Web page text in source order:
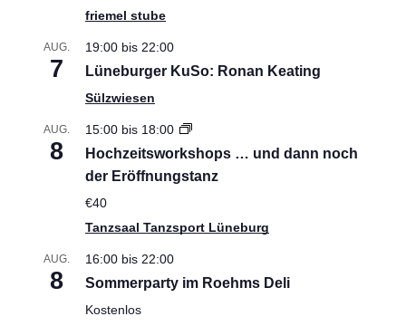
friemel stube
AUG.
7
19:00 bis 22:00
Lüneburger KuSo: Ronan Keating
Sülzwiesen
AUG.
8
15:00 bis 18:00
Hochzeitsworkshops … und dann noch
der Eröffnungstanz
€40
Tanzsaal Tanzsport Lüneburg
AUG.
8
16:00 bis 22:00
Sommerparty im Roehms Deli
Kostenlos